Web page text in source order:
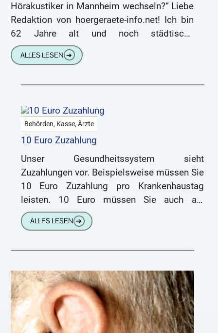
Hörakustiker in Mannheim wechseln?“ Liebe
Redaktion von hoergeraete-info.net! Ich bin
62 Jahre alt und noch städtische
Angestellte. Seit einigen Jahren (viereinhalb)
trage ich beidseitig
ALLES LESEN ➔
Behörden, Kasse, Ärzte
10 Euro Zuzahlung
Unser Gesundheitssystem sieht
Zuzahlungen vor. Beispielsweise müssen Sie
10 Euro Zuzahlung pro Krankenhaustag
leisten. 10 Euro müssen Sie auch als
Zuzahlung für ein Hörgerät bezahlen. Sie
wissen ja sicherlich, dass
ALLES LESEN ➔